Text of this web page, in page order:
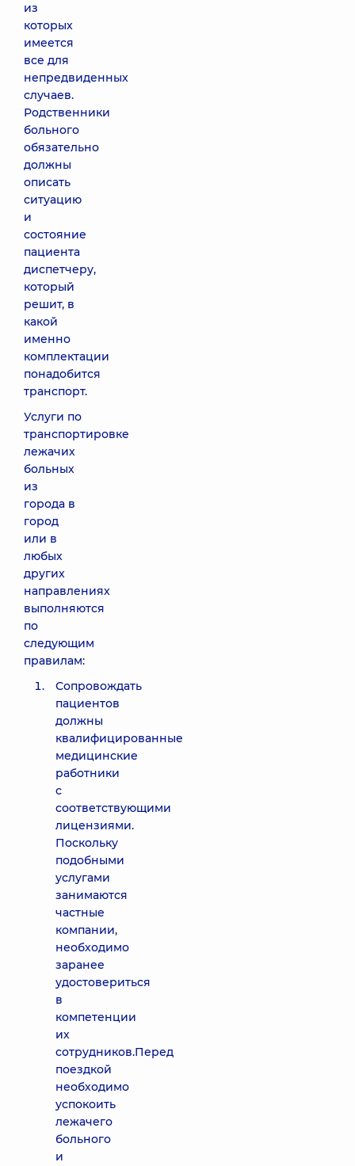
из
которых
имеется
все для
непредвиденных
случаев.
Родственники
больного
обязательно
должны
описать
ситуацию
и
состояние
пациента
диспетчеру,
который
решит, в
какой
именно
комплектации
понадобится
транспорт.
Услуги по
транспортировке
лежачих
больных
из
города в
город
или в
любых
других
направлениях
выполняются
по
следующим
правилам:
Сопровождать
пациентов
должны
квалифицированные
медицинские
работники
с
соответствующими
лицензиями.
Поскольку
подобными
услугами
занимаются
частные
компании,
необходимо
заранее
удостовериться
в
компетенции
их
сотрудников.Перед
поездкой
необходимо
успокоить
лежачего
больного
и